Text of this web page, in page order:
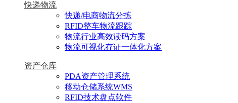
快递物流
快递/电商物流分拣
RFID整车物流跟踪
物流行业高效读码方案
物流可视化存证一体化方案
资产仓库
PDA资产管理系统
移动仓储系统WMS
RFID技术盘点软件